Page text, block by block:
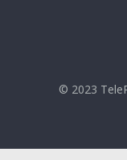
© 2023